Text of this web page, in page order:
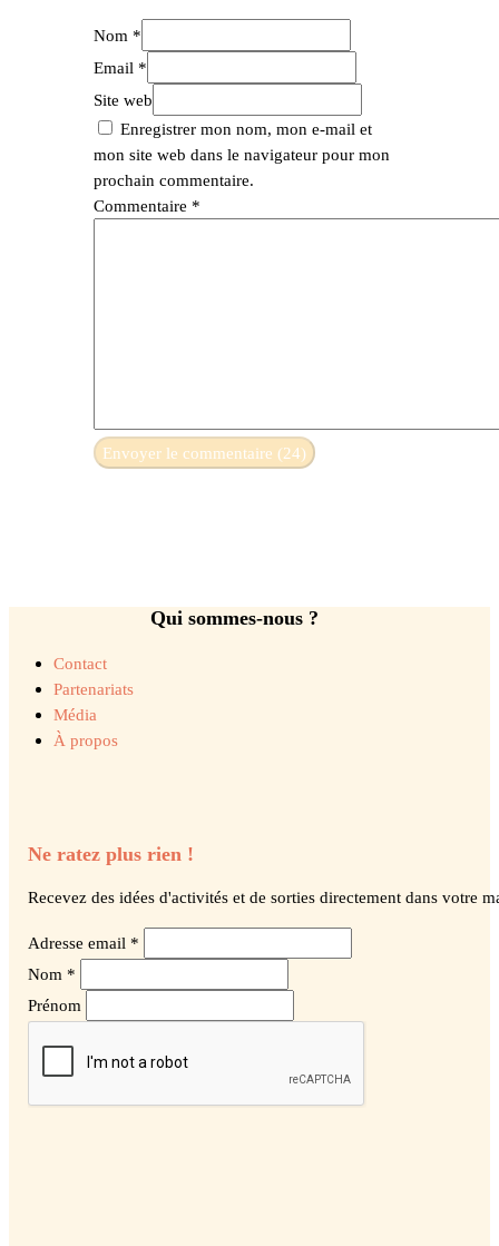
Nom *
Email *
Site web
Enregistrer mon nom, mon e-mail et
mon site web dans le navigateur pour mon
prochain commentaire.
Commentaire *
Qui sommes-nous ?
Contact
Partenariats
Média
À propos
Ne ratez plus rien !
Recevez des idées d'activités et de sorties directement dans votre
Adresse email *
Nom *
Prénom